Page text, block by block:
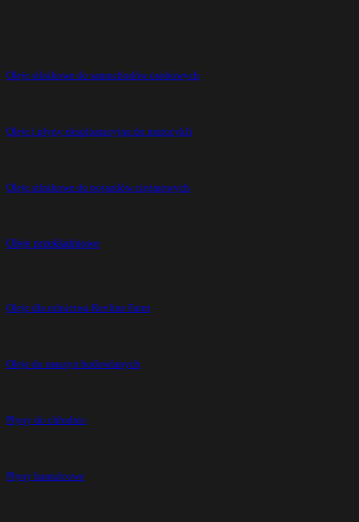
Oleje silnikowe do samochodów osobowych
Oleje i płyny eksploatacyjne do motocykli
Oleje silnikowe do pojazdów ciężarowych
Oleje przekładniowe
Oleje dla rolnictwa Revline Farm
Oleje do maszyn budowlanych
Płyny do chłodnic
Płyny hamulcowe